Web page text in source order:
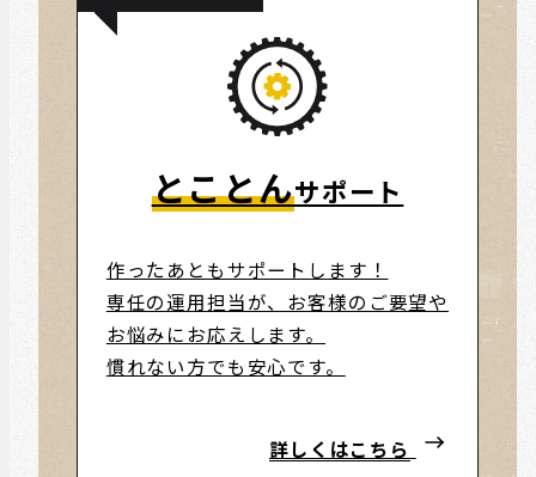
とことんサポート
作ったあともサポートします！
専任の運用担当が、お客様のご要望や
お悩みにお応えします。
慣れない方でも安心です。
詳しくはこちら